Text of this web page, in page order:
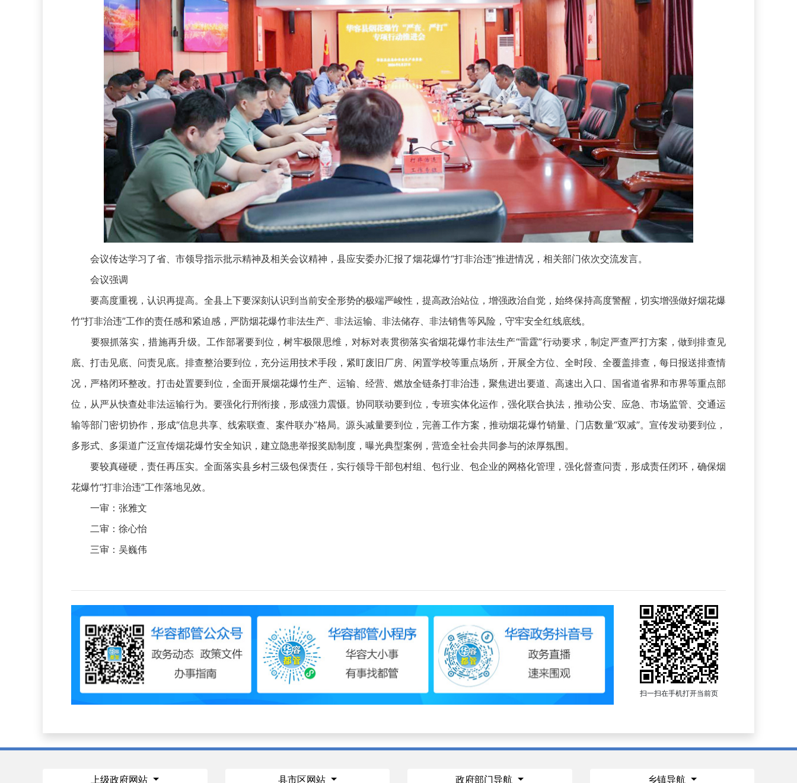
会议传达学习了省、市领导指示批示精神及相关会议精神，县应安委办汇报了烟花爆竹“打非治违”推进情况，相关部门依次交流发言。
会议强调
要高度重视，认识再提高。全县上下要深刻认识到当前安全形势的极端严峻性，提高政治站位，增强政治自觉，始终保持高度警醒，切实增强做好烟花爆
竹“打非治违”工作的责任感和紧迫感，严防烟花爆竹非法生产、非法运输、非法储存、非法销售等风险，守牢安全红线底线。
要狠抓落实，措施再升级。工作部署要到位，树牢极限思维，对标对表贯彻落实省烟花爆竹非法生产“雷霆”行动要求，制定严查严打方案，做到排查见
底、打击见底、问责见底。排查整治要到位，充分运用技术手段，紧盯废旧厂房、闲置学校等重点场所，开展全方位、全时段、全覆盖排查，每日报送排查情
况，严格闭环整改。打击处置要到位，全面开展烟花爆竹生产、运输、经营、燃放全链条打非治违，聚焦进出要道、高速出入口、国省道省界和市界等重点部
位，从严从快查处非法运输行为。要强化行刑衔接，形成强力震慑。协同联动要到位，专班实体化运作，强化联合执法，推动公安、应急、市场监管、交通运
输等部门密切协作，形成“信息共享、线索联查、案件联办”格局。源头减量要到位，完善工作方案，推动烟花爆竹销量、门店数量“双减”。宣传发动要到位，
多形式、多渠道广泛宣传烟花爆竹安全知识，建立隐患举报奖励制度，曝光典型案例，营造全社会共同参与的浓厚氛围。
要较真碰硬，责任再压实。全面落实县乡村三级包保责任，实行领导干部包村组、包行业、包企业的网格化管理，强化督查问责，形成责任闭环，确保烟
花爆竹“打非治违”工作落地见效。
一审：张雅文
二审：徐心怡
三审：吴巍伟
扫一扫在手机打开当前页
上级政府网站 县市区网站 政府部门导航 乡镇导航